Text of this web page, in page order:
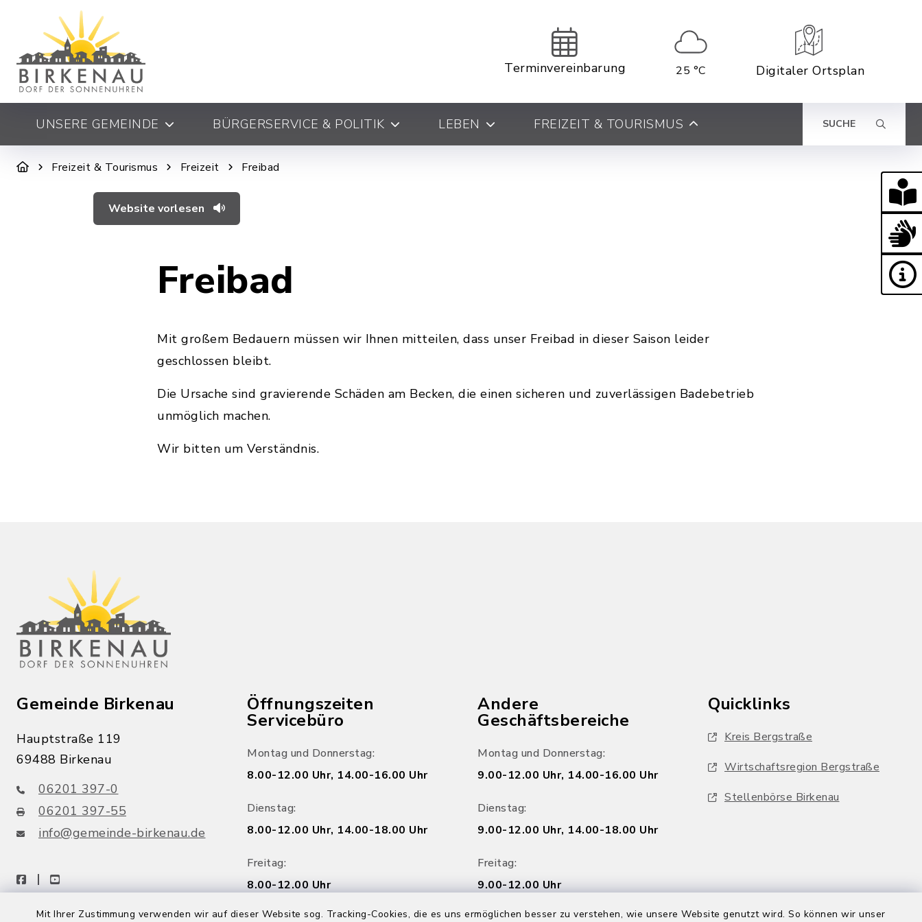
Mit Ihrer Zustimmung verwenden wir auf dieser Website sog. Tracking-Cookies, die es uns ermöglichen besser zu verstehen, wie unsere Website genutzt wird. So können wir unser
Terminvereinbarung 25 °C Digitaler Ortsplan
UNSERE GEMEINDE BÜRGERSERVICE & POLITIK LEBEN FREIZEIT & TOURISMUS SUCHE
Freizeit & Tourismus Freizeit Freibad
Website vorlesen
Freibad
Mit großem Bedauern müssen wir Ihnen mitteilen, dass unser Freibad in dieser Saison leider
geschlossen bleibt.
Die Ursache sind gravierende Schäden am Becken, die einen sicheren und zuverlässigen Badebetrieb
unmöglich machen.
Wir bitten um Verständnis.
Gemeinde Birkenau
Hauptstraße 119
69488 Birkenau
06201 397-0
06201 397-55
info@gemeinde-birkenau.de
facebookyoutube
Öffnungszeiten
Servicebüro
Montag und Donnerstag:
8.00-12.00 Uhr, 14.00-16.00 Uhr
Dienstag:
8.00-12.00 Uhr, 14.00-18.00 Uhr
Freitag:
8.00-12.00 Uhr
Mittwoch:
Andere
Geschäftsbereiche
Montag und Donnerstag:
9.00-12.00 Uhr, 14.00-16.00 Uhr
Dienstag:
9.00-12.00 Uhr, 14.00-18.00 Uhr
Freitag:
9.00-12.00 Uhr
Quicklinks
Kreis Bergstraße
Wirtschaftsregion Bergstraße
Stellenbörse Birkenau